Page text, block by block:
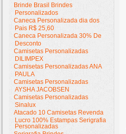
Brinde Brasil Brindes
Personalizados
Caneca Personalizada dia dos
Pais R$ 25,60
Caneca Personalizada 30% De
Desconto
Camisetas Personalizadas
DILIMPEX
Camisetas Personalizadas ANA
PAULA
Camisetas Personalizadas
AYSHA JACOBSEN
Camisetas Personalizadas
Sinalux
Atacado 10 Camisetas Revenda
Lucro 100% Estampas Serigrafia
Personalizadas